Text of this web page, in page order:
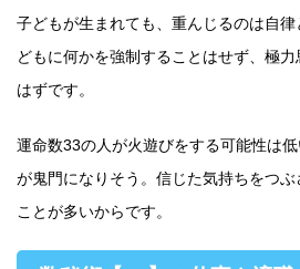
子どもが生まれても、重んじるのは自
どもに何かを強制することはせず、極
はずです。
運命数33の人が火遊びをする可能性は
が鬼門になりそう。信じた気持ちをつ
ことが多いからです。